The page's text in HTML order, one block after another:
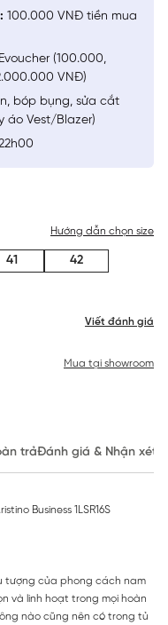
Viết đánh giá
Hướng dẫn chọn size
41
42
Mua tại showroom
100.000 VNĐ tiền mua
Evoucher (100.000,
VNĐ)
bóp bụng, sửa cắt
áo Vest/Blazer)
trảĐánh giá & Nhận xét
Business 1LSR16S
tượng của phong cách nam
và linh hoạt trong mọi hoàn
nào cũng nên có trong tủ